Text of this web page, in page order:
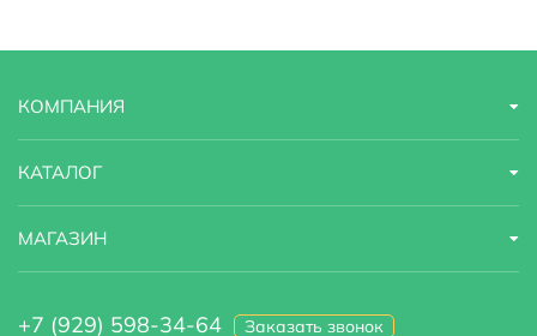
КОМПАНИЯ
КАТАЛОГ
МАГАЗИН
+7 (929) 598-34-64 Заказать звонок